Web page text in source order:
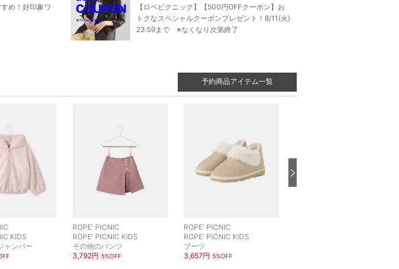
め！好印象ワ
【ロペピクニック】【500円OFFクーポン】お
トクなスペシャルクーポンプレゼント！8/11(火)
23:59まで ※なくなり次第終了
予約商品アイテム一覧
KIDS
ャンパー
ROPE' PICNIC
ROPE' PICNIC KIDS
その他のパンツ
3,792円 5%OFF
ROPE' PICNIC
ROPE' PICNIC KIDS
ブーツ
3,657円 5%OFF